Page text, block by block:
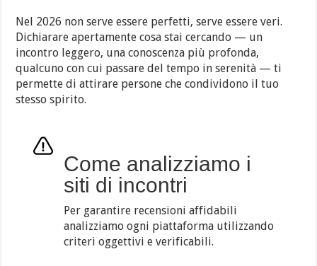
Nel 2026 non serve essere perfetti, serve essere veri.
Dichiarare apertamente cosa stai cercando — un
incontro leggero, una conoscenza più profonda,
qualcuno con cui passare del tempo in serenità — ti
permette di attirare persone che condividono il tuo
stesso spirito.
Come analizziamo i
siti di incontri
Per garantire recensioni affidabili
analizziamo ogni piattaforma utilizzando
criteri oggettivi e verificabili.